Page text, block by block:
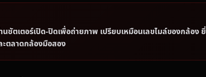
เตอร์เปิด-ปิดเพื่อถ่ายภาพ เปรียบเหมือนเลขไมล์ของกล้อง ยิ่
ตลาดกล้องมือสอง